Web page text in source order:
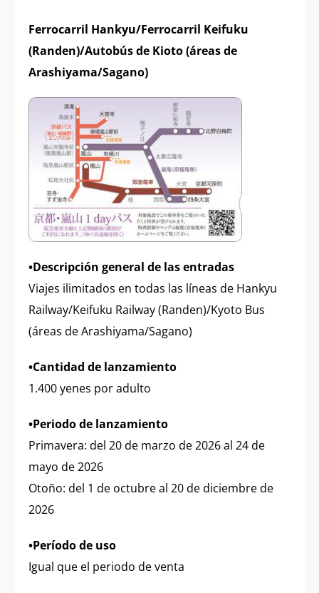
Ferrocarril Hankyu/Ferrocarril Keifuku
(Randen)/Autobús de Kioto (áreas de
Arashiyama/Sagano)
•Descripción general de las entradas
Viajes ilimitados en todas las líneas de Hankyu
Railway/Keifuku Railway (Randen)/Kyoto Bus
(áreas de Arashiyama/Sagano)
•Cantidad de lanzamiento
1.400 yenes por adulto
•Periodo de lanzamiento
Primavera: del 20 de marzo de 2026 al 24 de
mayo de 2026
Otoño: del 1 de octubre al 20 de diciembre de
2026
•Período de uso
Igual que el periodo de venta